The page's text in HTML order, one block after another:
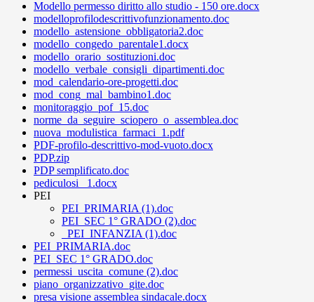
Modello permesso diritto allo studio - 150 ore.docx
modelloprofilodescrittivofunzionamento.doc
modello_astensione_obbligatoria2.doc
modello_congedo_parentale1.docx
modello_orario_sostituzioni.doc
modello_verbale_consigli_dipartimenti.doc
mod_calendario-ore-progetti.doc
mod_cong_mal_bambino1.doc
monitoraggio_pof_15.doc
norme_da_seguire_sciopero_o_assemblea.doc
nuova_modulistica_farmaci_1.pdf
PDF-profilo-descrittivo-mod-vuoto.docx
PDP.zip
PDP semplificato.doc
pediculosi _1.docx
PEI
PEI_PRIMARIA (1).doc
PEI_SEC 1° GRADO (2).doc
_PEI_INFANZIA (1).doc
PEI_PRIMARIA.doc
PEI_SEC 1° GRADO.doc
permessi_uscita_comune (2).doc
piano_organizzativo_gite.doc
presa visione assemblea sindacale.docx